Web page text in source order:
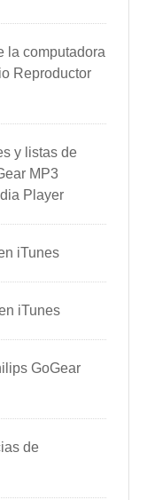
la computadora
Reproductor
y listas de
MP3
Player
iTunes
iTunes
GoGear
de